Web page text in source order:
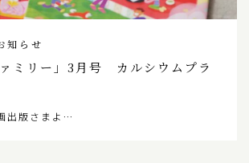
知らせ
ァミリー」3月号 カルシウムプラ
出版さまよ…